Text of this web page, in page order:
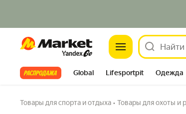
Market
Все хиты Global Lifesportpit Одежда
Товары для спорта и отдыха • Товары для охоты и
Тактический подсумок, круглый,
зелёный
4 купили Задать вопрос